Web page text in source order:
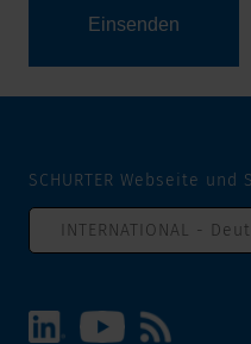
SCHURTER Webseite
INTERNATIONAL -